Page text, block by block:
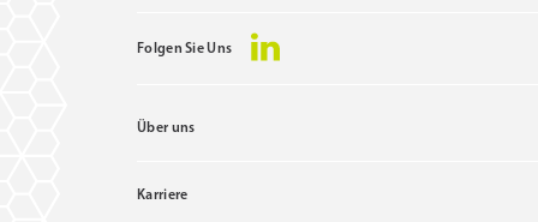
Folgen Sie Uns
Über uns
Karriere